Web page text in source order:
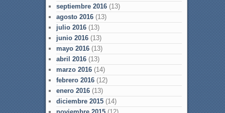
septiembre 2016(13)
agosto 2016(13)
julio 2016(13)
junio 2016(13)
mayo 2016(13)
abril 2016(13)
marzo 2016(14)
febrero 2016(12)
enero 2016(13)
diciembre 2015(14)